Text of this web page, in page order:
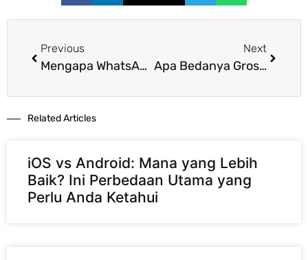
Previous
Mengapa WhatsApp Jadi Media Sosial Favorit Bisnis Online?
Next
Apa Bedanya Grosir dan Eceran? Pahami Perbedaan dan Cara Menentukan Model Bisnis Anda
Related Articles​
iOS vs Android: Mana yang Lebih
Baik? Ini Perbedaan Utama yang
Perlu Anda Ketahui